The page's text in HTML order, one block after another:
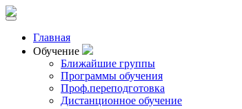
Главная
Обучение
Ближайшие группы
Программы обучения
Проф.переподготовка
Дистанционное обучение